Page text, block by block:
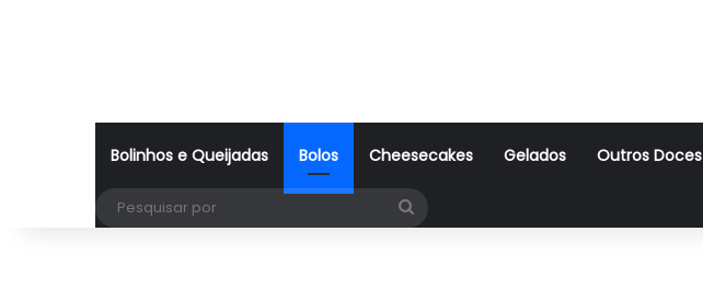
Bolinhos e Queijadas Bolos Cheesecakes Gelados Outros Doces